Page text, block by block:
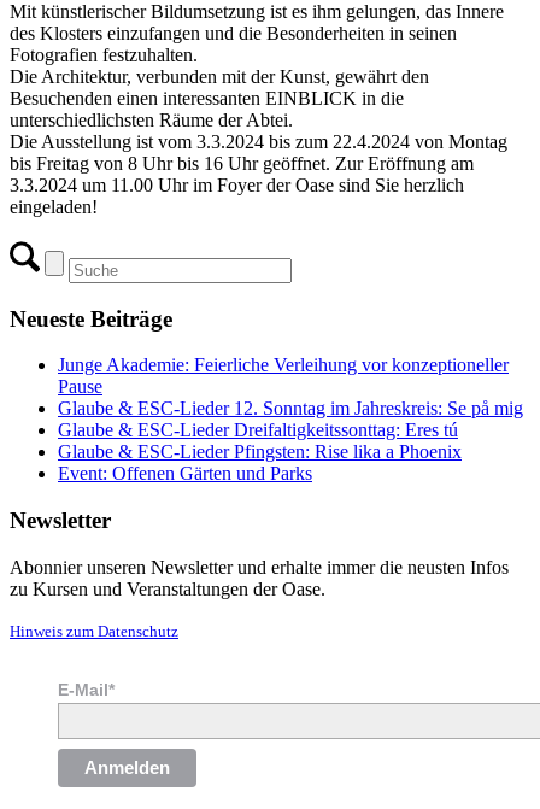
Mit künstlerischer Bildumsetzung ist es ihm gelungen, das Innere
des Klosters einzufangen und die Besonderheiten in seinen
Fotografien festzuhalten.
Die Architektur, verbunden mit der Kunst, gewährt den
Besuchenden einen interessanten EINBLICK in die
unterschiedlichsten Räume der Abtei.
Die Ausstellung ist vom 3.3.2024 bis zum 22.4.2024 von Montag
bis Freitag von 8 Uhr bis 16 Uhr geöffnet. Zur Eröffnung am
3.3.2024 um 11.00 Uhr im Foyer der Oase sind Sie herzlich
eingeladen!
Neueste Beiträge
Junge Akademie: Feierliche Verleihung vor konzeptioneller
Pause
Glaube & ESC-Lieder 12. Sonntag im Jahreskreis: Se på mig
Glaube & ESC-Lieder Dreifaltigkeitssonttag: Eres tú
Glaube & ESC-Lieder Pfingsten: Rise lika a Phoenix
Event: Offenen Gärten und Parks
Newsletter
Abonnier unseren Newsletter und erhalte immer die neusten Infos
zu Kursen und Veranstaltungen der Oase.
Hinweis zum Datenschutz
E-Mail*
Anmelden